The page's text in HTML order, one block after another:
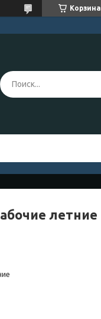
Корзина
летние